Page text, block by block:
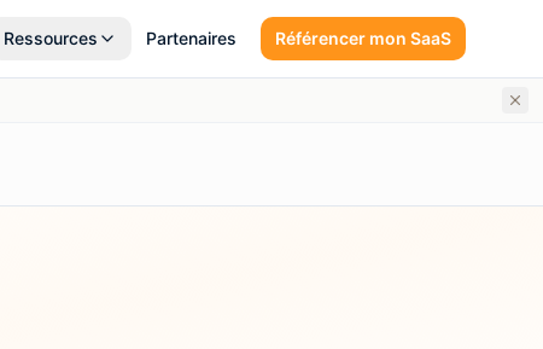
Ressources Partenaires Référencer mon SaaS